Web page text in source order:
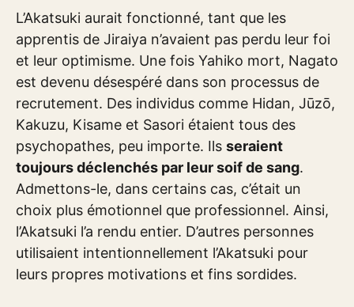
L’Akatsuki aurait fonctionné, tant que les
apprentis de Jiraiya n’avaient pas perdu leur foi
et leur optimisme. Une fois Yahiko mort, Nagato
est devenu désespéré dans son processus de
recrutement. Des individus comme Hidan, Jūzō,
Kakuzu, Kisame et Sasori étaient tous des
psychopathes, peu importe. Ils seraient
toujours déclenchés par leur soif de sang.
Admettons-le, dans certains cas, c’était un
choix plus émotionnel que professionnel. Ainsi,
l’Akatsuki l’a rendu entier. D’autres personnes
utilisaient intentionnellement l’Akatsuki pour
leurs propres motivations et fins sordides.